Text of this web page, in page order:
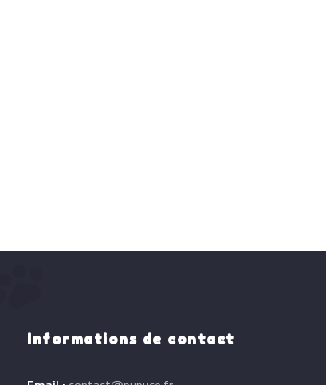
Informations de contact